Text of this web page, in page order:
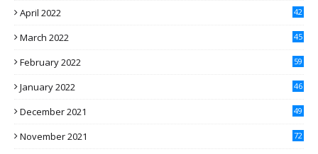
April 2022 42
March 2022 45
February 2022 59
January 2022 46
December 2021 49
November 2021 72